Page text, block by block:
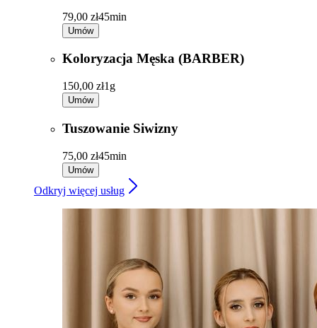
79,00 zł45min
Umów
Koloryzacja Męska (BARBER)
150,00 zł1g
Umów
Tuszowanie Siwizny
75,00 zł45min
Umów
Odkryj więcej usług